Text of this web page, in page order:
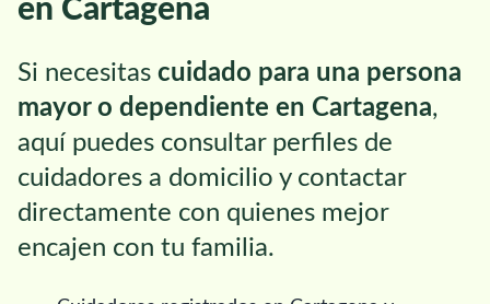
en Cartagena
Si necesitas cuidado para una persona
mayor o dependiente en Cartagena,
aquí puedes consultar perfiles de
cuidadores a domicilio y contactar
directamente con quienes mejor
encajen con tu familia.